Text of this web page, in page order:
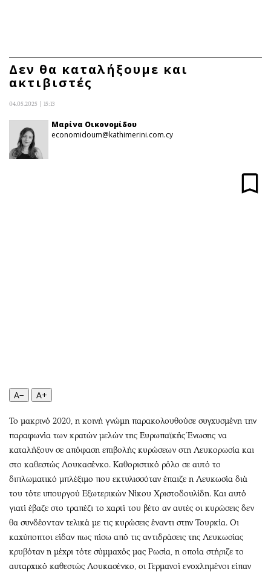
Κύπρος
Παιδεία
Υγεία
Οικονομία
Real Estate
Επιχειρήσεις
Αγορές
Money Review
AstroBank Properties
Trends
Ενέργεια
Ναυτιλία
Περιβάλλον
Ελλάδα
Αρθρογραφία
Γενικά
Αναδρομές
Περιβάλλον
Good Life
Γυναίκα
Showbiz
Ταξίδια
Συνταγές
Δεν θα καταλήξουμε και
ακτιβιστές
04.05.2025 | 15:13
Μαρίνα Οικονομίδου
economidoum@kathimerini.com.cy
A− A+
Το μακρινό 2020, η κοινή γνώμη παρακολουθούσε συγχυσμένη την
παραφωνία των κρατών μελών της Ευρωπαϊκής Ένωσης να
καταλήξουν σε απόφαση επιβολής κυρώσεων στη Λευκορωσία και
στο καθεστώς Λουκασένκο. Καθοριστικό ρόλο σε αυτό το
διπλωματικό μπλέξιμο που εκτυλισσόταν έπαιζε η Λευκωσία διά
του τότε υπουργού Εξωτερικών Νίκου Χριστοδουλίδη. Και αυτό
γιατί έβαζε στο τραπέζι το χαρτί του βέτο αν αυτές οι κυρώσεις δεν
θα συνδέονταν τελικά με τις κυρώσεις έναντι στην Τουρκία. Οι
καχύποπτοι είδαν πως πίσω από τις αντιδράσεις της Λευκωσίας
κρυβόταν η μέχρι τότε σύμμαχός μας Ρωσία, η οποία στήριζε το
αυταρχικό καθεστώς Λουκασένκο, οι Γερμανοί ενοχλημένοι είπαν